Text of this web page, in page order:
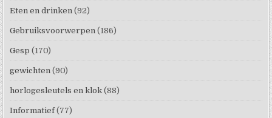
Eten en drinken (92)
Gebruiksvoorwerpen (186)
Gesp (170)
gewichten (90)
horlogesleutels en klok (88)
Informatief (77)